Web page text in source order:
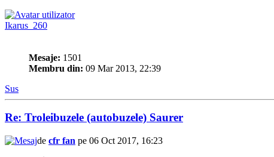
Ikarus_260
Mesaje: 1501
Membru din: 09 Mar 2013, 22:39
Sus
Re: Troleibuzele (autobuzele) Saurer
de cfr fan pe 06 Oct 2017, 16:23